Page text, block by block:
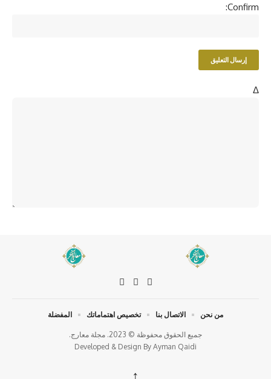
Confirm:
Δ
جميع الحقوق محفوظة © 2023. مجلة معارج.
Developed & Design By Ayman Qaidi
من نحن الاتصال بنا تخصيص اهتماماتك المفضلة
↑